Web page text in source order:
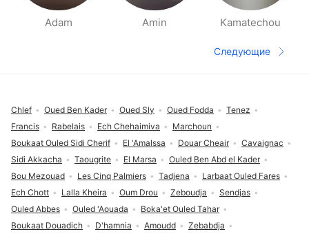
Adam Amin Kamatechou
Следующая
Следующие
Chlef Oued Ben Kader Oued Sly Oued Fodda
Tenez
Francis
Rabelais Ech Chehaimiva
Marchoun
Boukaat Ouled Sidi Cherif
El 'Amalssa Douar Cheair
Cavaignac
Sidi Akkacha
Taougrite El Marsa
Ouled Ben Abd el Kader
Bou Mezouad
Les Cinq Palmiers Tadjena
Larbaat Ouled Fares
Ech Chott
Lalla Kheira Oum Drou Zeboudja
Sendjas
Ouled Abbes
Ouled 'Aouada
Boka'et Ouled Tahar
Boukaat Douadich
D'hamnia Amoudd
Zebabdja